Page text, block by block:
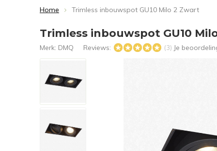
Home Trimless inbouwspot GU10 Milo 2 Zwart
Trimless inbouwspot GU10
Merk: DMQ Reviews: (3) Je